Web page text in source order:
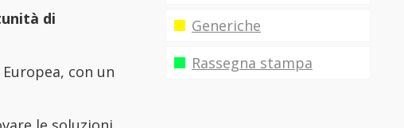
di
con un
Generiche
Rassegna stampa